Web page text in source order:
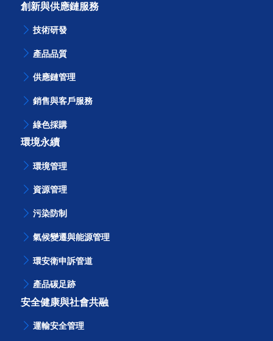
創新與供應鏈服務
技術研發
產品品質
供應鏈管理
銷售與客戶服務
綠色採購
環境永續
環境管理
資源管理
污染防制
氣候變遷與能源管理
環安衛申訴管道
產品碳足跡
安全健康與社會共融
運輸安全管理